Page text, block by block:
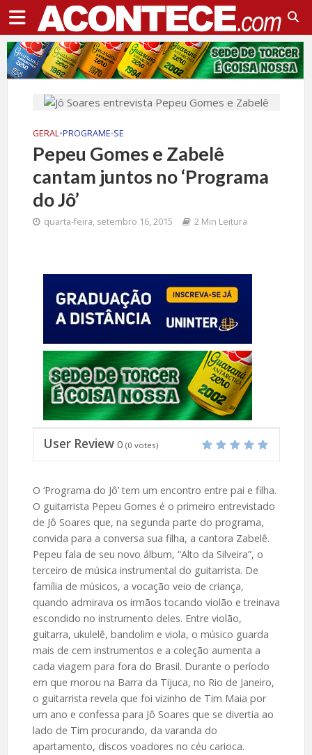
GERAL•PROGRAME-SE
Pepeu Gomes e Zabelê
cantam juntos no ‘Programa
do Jô’
quarta-feira, setembro 16, 2015 2 Min Leitura
User Review 0 (0 votes)
O ‘Programa do Jô’ tem um encontro entre pai e filha.
O guitarrista Pepeu Gomes é o primeiro entrevistado
de Jô Soares que, na segunda parte do programa,
convida para a conversa sua filha, a cantora Zabelê.
Pepeu fala de seu novo álbum, “Alto da Silveira”, o
terceiro de música instrumental do guitarrista. De
família de músicos, a vocação veio de criança,
quando admirava os irmãos tocando violão e treinava
escondido no instrumento deles. Entre violão,
guitarra, ukulelê, bandolim e viola, o músico guarda
mais de cem instrumentos e a coleção aumenta a
cada viagem para fora do Brasil. Durante o período
em que morou na Barra da Tijuca, no Rio de Janeiro,
o guitarrista revela que foi vizinho de Tim Maia por
um ano e confessa para Jô Soares que se divertia ao
lado de Tim procurando, da varanda do
apartamento, discos voadores no céu carioca.